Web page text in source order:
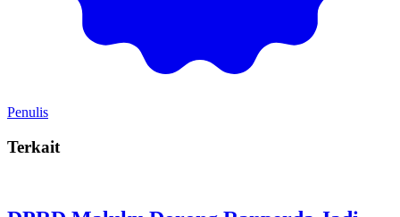
Penulis
Terkait